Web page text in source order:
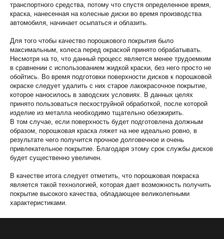
транспортного средства, потому что спустя определенное время,
краска, нанесенная на колесные диски во время производства
автомобиля, начинает осыпаться и облазить.
Для того чтобы качество порошкового покрытия было
максимальным, колеса перед окраской принято обрабатывать.
Несмотря на то, что данный процесс является менее трудоемким
в сравнении с использованием жидкой краски, без него просто не
обойтись. Во время подготовки поверхности дисков к порошковой
окраске следует удалить с них старое лакокрасочное покрытие,
которое наносилось в заводских условиях. В данных целях
принято пользоваться пескоструйной обработкой, после которой
изделие из металла необходимо тщательно обезжирить.
В том случае, если поверхность будет подготовлена должным
образом, порошковая краска ляжет на нее идеально ровно, в
результате чего получится прочное долговечное и очень
привлекательное покрытие. Благодаря этому срок службы дисков
будет существенно увеличен.
В качестве итога следует отметить, что порошковая покраска
является такой технологией, которая дает возможность получить
покрытие высокого качества, обладающее великолепными
характеристиками.